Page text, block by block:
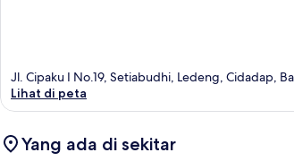
Jl. Cipaku I No.19, Setiabudhi, Ledeng, Cidadap,
Lihat di peta
Yang ada di sekitar